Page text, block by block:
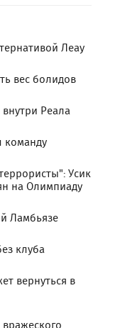
Леау
вес болидов
Реала
Усик
на Олимпиаду
Ламбьязе
клуба
вернуться в